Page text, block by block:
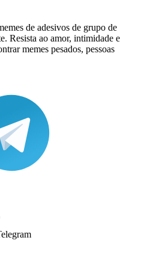
de adesivos de grupo de
Resista ao amor, intimidade e
memes pesados, pessoas